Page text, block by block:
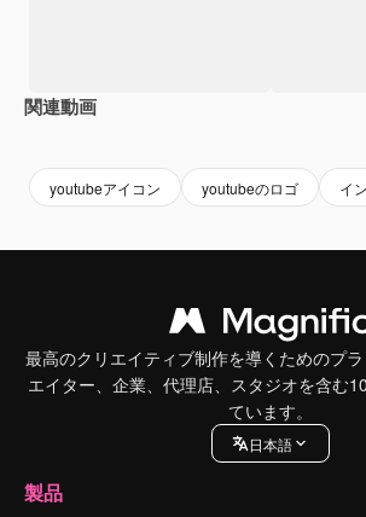
関連動画
youtubeアイコン youtubeのロゴ イ
最高のクリエイティブ制作を導くためのプ
エイター、企業、代理店、スタジオを含む
ています。
日本語
製品